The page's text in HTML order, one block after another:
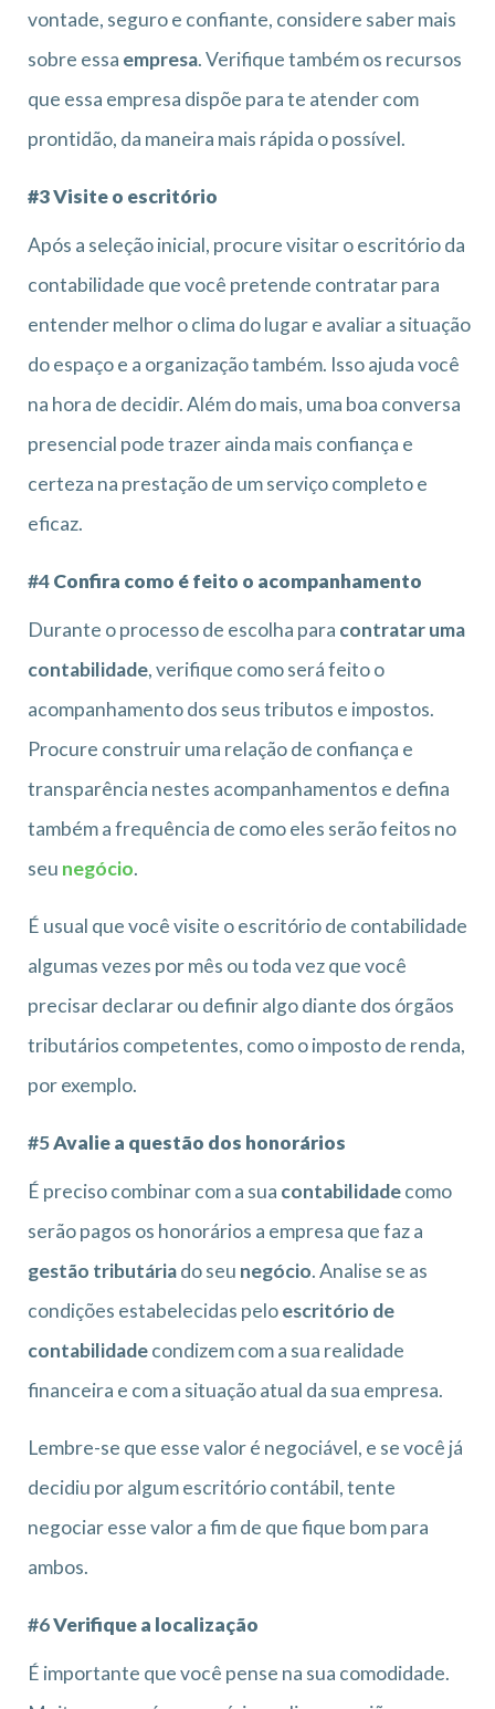
vontade, seguro e confiante, considere saber mais
sobre essa empresa. Verifique também os recursos
que essa empresa dispõe para te atender com
prontidão, da maneira mais rápida o possível.
#3 Visite o escritório
Após a seleção inicial, procure visitar o escritório da
contabilidade que você pretende contratar para
entender melhor o clima do lugar e avaliar a situação
do espaço e a organização também. Isso ajuda você
na hora de decidir. Além do mais, uma boa conversa
presencial pode trazer ainda mais confiança e
certeza na prestação de um serviço completo e
eficaz.
#4Confira como é feito o acompanhamento
Durante o processo de escolha para contratar uma
contabilidade, verifique como será feito o
acompanhamento dos seus tributos e impostos.
Procure construir uma relação de confiança e
transparência nestes acompanhamentos e defina
também a frequência de como eles serão feitos no
seu negócio.
É usual que você visite o escritório de contabilidade
algumas vezes por mês ou toda vez que você
precisar declarar ou definir algo diante dos órgãos
tributários competentes, como o imposto de renda,
por exemplo.
#5Avalie a questão dos honorários
É preciso combinar com a sua contabilidadecomo
serão pagos os honorários a empresa que faz a
gestão tributáriado seu negócio. Analise se as
condições estabelecidas peloescritório de
contabilidadecondizem com a sua realidade
financeira e com a situação atual da sua empresa.
Lembre-se que esse valor é negociável, e se você já
decidiu por algum escritório contábil, tente
negociar esse valor a fim de que fique bom para
ambos.
#6Verifique a localização
É importante que você pense na sua comodidade.